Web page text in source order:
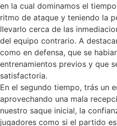
en la cual dominamos el
ritmo de ataque y teniendo la
llevarlo cerca de las
del equipo contrario. A
como en defensa, que se
entrenamientos previos y que
satisfactoria.
En el segundo tiempo, trás un
aprovechando una mala
nuestro saque inicial, la
jugadores como si el partido